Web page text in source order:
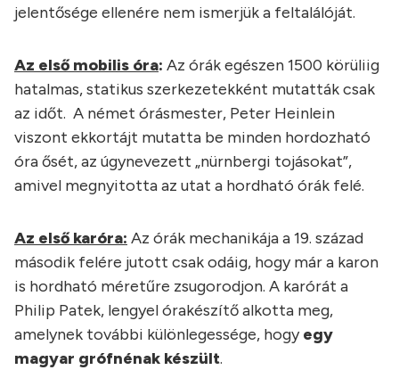
jelentősége ellenére nem ismerjük a feltalálóját.
Az első mobilis óra: Az órák egészen 1500 körüliig
hatalmas, statikus szerkezetekként mutatták csak
az időt. A német órásmester, Peter Heinlein
viszont ekkortájt mutatta be minden hordozható
óra ősét, az úgynevezett „nürnbergi tojásokat”,
amivel megnyitotta az utat a hordható órák felé.
Az első karóra: Az órák mechanikája a 19. század
második felére jutott csak odáig, hogy már a karon
is hordható méretűre zsugorodjon. A karórát a
Philip Patek, lengyel órakészítő alkotta meg,
amelynek további különlegessége, hogyegy
magyar grófnénak készült.